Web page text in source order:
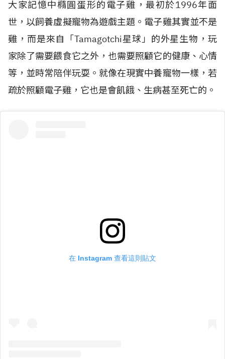
大家記憶中橢圓蛋形的電子雞，最初於1996年面
世，以飼養虛擬寵物為遊戲主題。電子雞其實並不是
雞，而是來自「Tamagotchi星球」的外星生物，玩
家除了需要餵食它之外，也需要照顧它的健康、心情
等，並時常陪伴玩耍。就像在現實中養寵物一樣，若
疏於照顧電子雞，它也是會飢餓、生病甚至死亡的。
在 Instagram 查看這則貼文